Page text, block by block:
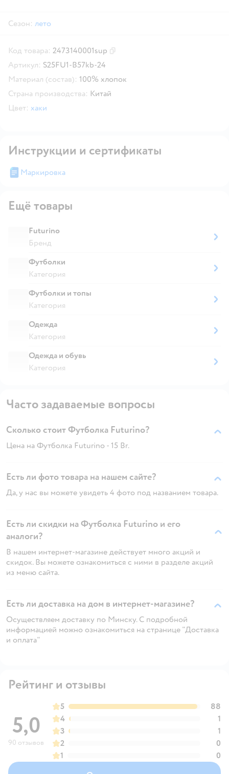
Сезон: лето
Код товара: 2473140001sup
Артикул: S25FU1-B57kb-24
Материал (состав): 100% хлопок
Страна производства: Китай
Цвет: хаки
Инструкции и сертификаты
Маркировка
Ещё товары
Futurino
Бренд
Футболки
Категория
Футболки и топы
Категория
Одежда
Категория
Одежда и обувь
Категория
Часто задаваемые вопросы
Сколько стоит Футболка Futurino?
Цена на Футболка Futurino - 15 Br.
Есть ли фото товара на нашем сайте?
Да, у нас вы можете увидеть 4 фото под названием товара.
Есть ли скидки на Футболка Futurino и его
аналоги?
В нашем интернет-магазине действует много акций и
скидок. Вы можете ознакомиться с ними в разделе акций
из меню сайта.
Есть ли доставка на дом в интернет-магазине?
Осуществляем доставку по Минску. С подробной
информацией можно ознакомиться на странице "Доставка
и оплата"
Рейтинг и отзывы
5,0
90 отзывов
5
88
4
1
3
1
2
0
1
0